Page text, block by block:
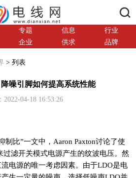
专题 信息
行业
企业 供求 品牌
> 列表
噪引脚如何提高系统性能
04-18 16:53:26
制比”一文中，Aaron Paxton讨论了使
过滤开关模式电源产生的纹波电压。然
电源的唯一考虑因素。由于LDO是电